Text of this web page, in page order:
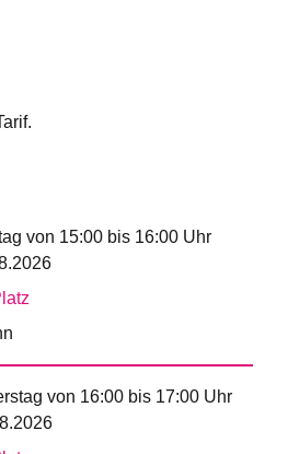
von 15:00 bis 16:00 Uhr
von 16:00 bis 17:00 Uhr